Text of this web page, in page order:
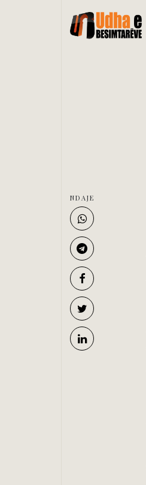
NDAJE